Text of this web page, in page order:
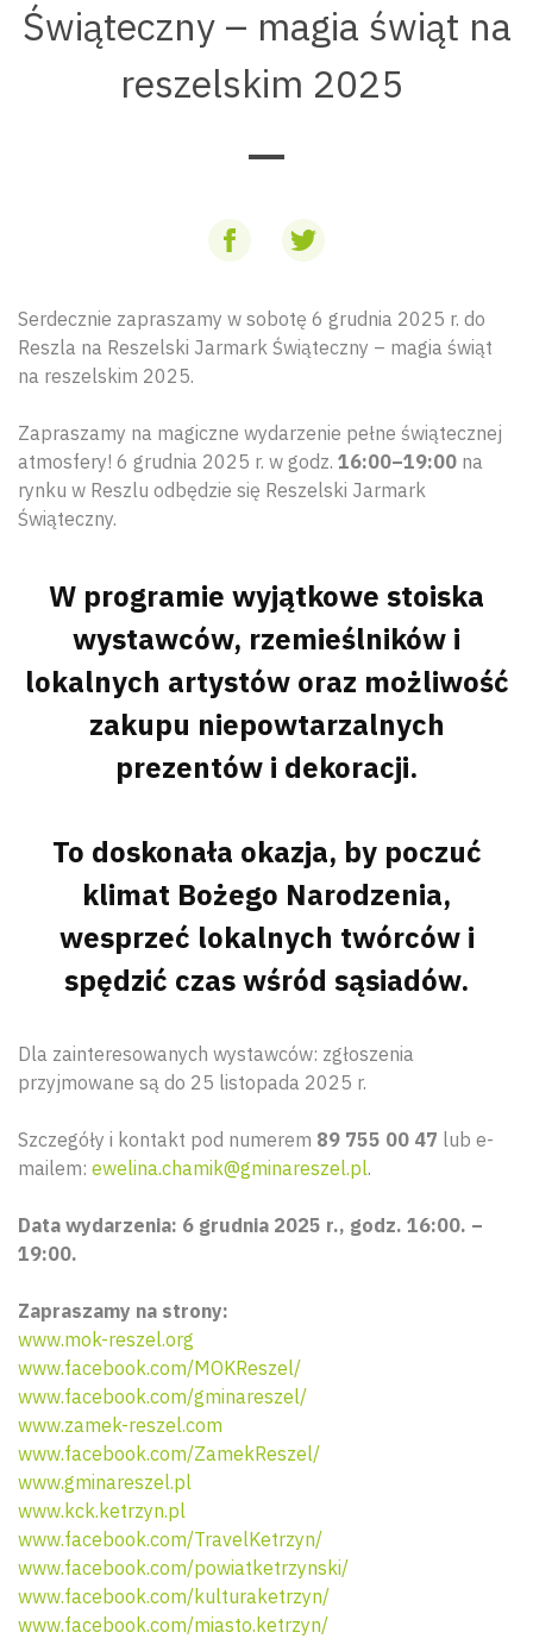
Świąteczny – magia świąt na
reszelskim 2025
Serdecznie zapraszamy w sobotę 6 grudnia 2025 r. do
Reszla na Reszelski Jarmark Świąteczny – magia świąt
na reszelskim 2025.
Zapraszamy na magiczne wydarzenie pełne świątecznej
atmosfery! 6 grudnia 2025 r. w godz. 16:00–19:00 na
rynku w Reszlu odbędzie się Reszelski Jarmark
Świąteczny.
W programie wyjątkowe stoiska
wystawców, rzemieślników i
lokalnych artystów oraz możliwość
zakupu niepowtarzalnych
prezentów i dekoracji.
To doskonała okazja, by poczuć
klimat Bożego Narodzenia,
wesprzeć lokalnych twórców i
spędzić czas wśród sąsiadów.
Dla zainteresowanych wystawców: zgłoszenia
przyjmowane są do 25 listopada 2025 r.
Szczegóły i kontakt pod numerem 89 755 00 47 lub e-
mailem: ewelina.chamik@gminareszel.pl.
Data wydarzenia: 6 grudnia 2025 r., godz. 16:00. –
19:00.
Zapraszamy na strony:
www.mok-reszel.org
www.facebook.com/MOKReszel/
www.facebook.com/gminareszel/
www.zamek-reszel.com
www.facebook.com/ZamekReszel/
www.gminareszel.pl
www.kck.ketrzyn.pl
www.facebook.com/TravelKetrzyn/
www.facebook.com/powiatketrzynski/
www.facebook.com/kulturaketrzyn/
www.facebook.com/miasto.ketrzyn/